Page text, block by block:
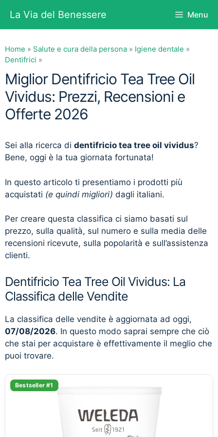
contenuto
La Via del Benessere Menu
Home » Salute e cura della persona » Igiene dentale »
Dentifrici »
Miglior Dentifricio Tea Tree Oil
Vividus: Prezzi, Recensioni e
Offerte 2026
Sei alla ricerca di dentifricio tea tree oil vividus?
Bene, oggi è la tua giornata fortunata!
In questo articolo ti presentiamo i prodotti più
acquistati (e quindi migliori) dagli italiani.
Per creare questa classifica ci siamo basati sul
prezzo, sulla qualità, sul numero e sulla media delle
recensioni ricevute, sulla popolarità e sull’assistenza
clienti.
Dentifricio Tea Tree Oil Vividus: La
Classifica delle Vendite
La classifica delle vendite è aggiornata ad oggi,
07/08/2026. In questo modo saprai sempre che ciò
che stai per acquistare è effettivamente il meglio che
puoi trovare.
Bestseller #1